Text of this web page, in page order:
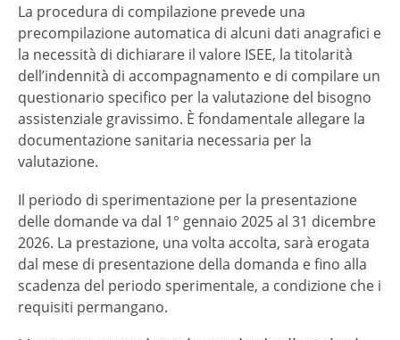
La procedura di compilazione prevede una
precompilazione automatica di alcuni dati anagrafici e
la necessità di dichiarare il valore ISEE, la titolarità
dell’indennità di accompagnamento e di compilare un
questionario specifico per la valutazione del bisogno
assistenziale gravissimo. È fondamentale allegare la
documentazione sanitaria necessaria per la
valutazione.
Il periodo di sperimentazione per la presentazione
delle domande va dal 1° gennaio 2025 al 31 dicembre
2026. La prestazione, una volta accolta, sarà erogata
dal mese di presentazione della domanda e fino alla
scadenza del periodo sperimentale, a condizione che i
requisiti permangano.